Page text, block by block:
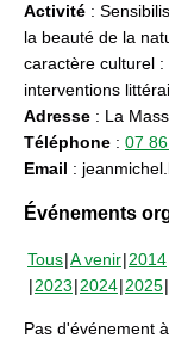
Activité :
la beauté de la
caractère culturel :
interventions
Adresse : La
Téléphone : 07
Email :
Événements
Tous A venir 2014
2023 2024 2025
Pas d'événement